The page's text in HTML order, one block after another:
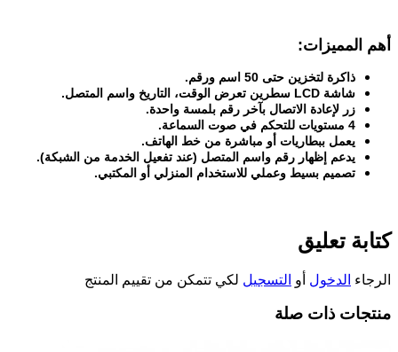
أهم المميزات:
ذاكرة لتخزين حتى 50 اسم ورقم
.
شاشة
سطرين تعرض الوقت، التاريخ واسم المتصل.
زر لإعادة الاتصال بآخر رقم بلمسة واحدة.
4 مستويات للتحكم في صوت السماعة.
يعمل ببطاريات أو مباشرة من خط الهاتف.
يدعم إظهار رقم واسم المتصل (عند تفعيل الخدمة من الشبكة).
تصميم بسيط وعملي للاستخدام المنزلي أو المكتبي.
كتابة تعليق
الرجاء الدخول أو التسجيل لكي تتمكن من تقييم المنتج
منتجات ذات صلة